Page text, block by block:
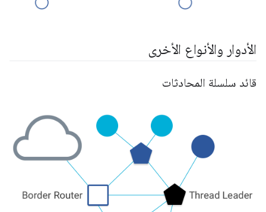
الأدوار والأنواع الأخرى
قائد سلسلة المحادثات